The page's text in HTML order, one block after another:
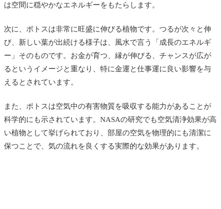
は空間に穏やかなエネルギーをもたらします。
次に、ポトスは非常に旺盛に伸びる植物です。つるが次々と伸
び、新しい葉が出続ける様子は、風水で言う「成長のエネルギ
ー」そのものです。お金が育つ、縁が伸びる、チャンスが広が
るというイメージと重なり、特に金運と仕事運に良い影響を与
えるとされています。
また、ポトスは空気中の有害物質を吸収する能力があることが
科学的にも示されています。NASAの研究でも空気清浄効果が高
い植物として挙げられており、部屋の空気を物理的にも清潔に
保つことで、気の流れを良くする実際的な効果があります。